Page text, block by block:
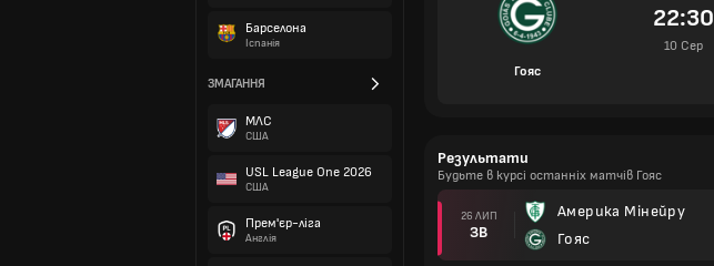
Барселона
Іспанія
ЗМАГАННЯ
МЛС
США
USL League One 2026
США
Прем'єр-ліга
Англія
Гояс
22:30
10 Сер
Результати
Будьте в курсі останніх матчів Гояс
26 ЛИП
ЗВ
Америка Мінейру
Гояс